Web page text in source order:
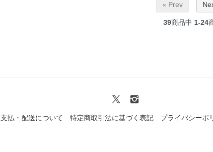
« Prev
39商品中 1-24
支払・配送について 特定商取引法に基づく表記 プライバシーポ